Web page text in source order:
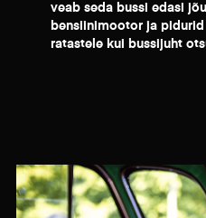
veab seda bussi edasi
bensiinimootor ja
ratastele kui bussijuht